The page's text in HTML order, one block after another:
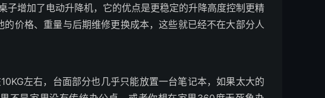
增加了电动升降机，它的优点是更稳定的升降高度控制更精
价格、重量与后期维修更换成本，这些就已经不在大部分人
左右，台面部分也几乎只能放置一台笔记本，如果太大的